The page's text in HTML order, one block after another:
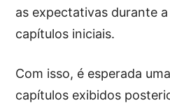
as expectativas durante
capítulos iniciais.
Com isso, é esperada
capítulos exibidos